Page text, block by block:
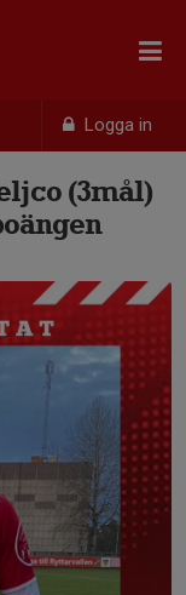
Logga in
(3mål)